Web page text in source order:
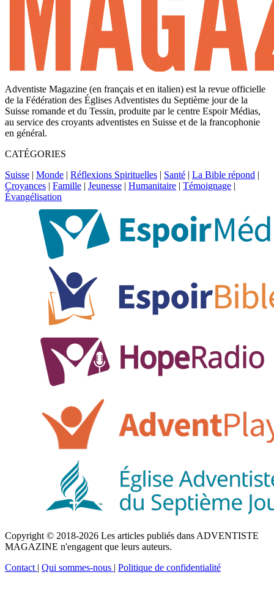
Adventiste Magazine (en français et en italien) est la revue officielle
de la Fédération des Églises Adventistes du Septième jour de la
Suisse romande et du Tessin, produite par le centre Espoir Médias,
au service des croyants adventistes en Suisse et de la francophonie
en général.
CATÉGORIES
Suisse | Monde | Réflexions Spirituelles | Santé | La Bible répond |
Croyances | Famille | Jeunesse | Humanitaire | Témoignage |
Évangélisation
Copyright © 2018-2026 Les articles publiés dans ADVENTISTE
MAGAZINE n'engagent que leurs auteurs.
Contact | Qui sommes-nous | Politique de confidentialité